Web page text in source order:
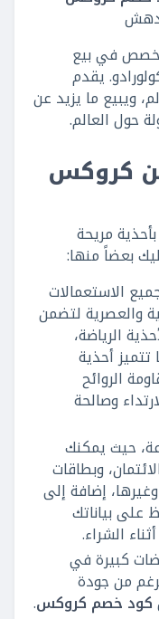
في بيع
يقدم
ويبيع ما يزيد عن
كروكس
مريحة
بعضاً منها:
الاستعمالات
والعصرية لتضمن
الرياضة،
تتميز أحذية
الروائح
وصالحة
حيث يمكنك
وبطاقات
إضافة إلى
على بياناتك
الشراء.
كبيرة في
من جودة
كود خصم كروكس.